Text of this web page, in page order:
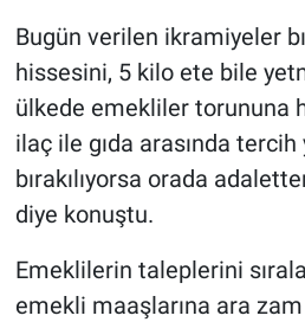
Bugün verilen ikramiyeler
hissesini, 5 kilo ete bile
ülkede emekliler torununa
ilaç ile gıda arasında
bırakılıyorsa orada
diye konuştu.
Emeklilerin taleplerini
emekli maaşlarına ara zam